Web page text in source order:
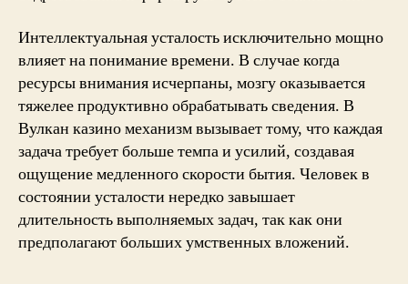
Интеллектуальная усталость исключительно мощно
влияет на понимание времени. В случае когда
ресурсы внимания исчерпаны, мозгу оказывается
тяжелее продуктивно обрабатывать сведения. В
Вулкан казино механизм вызывает тому, что каждая
задача требует больше темпа и усилий, создавая
ощущение медленного скорости бытия. Человек в
состоянии усталости нередко завышает
длительность выполняемых задач, так как они
предполагают больших умственных вложений.